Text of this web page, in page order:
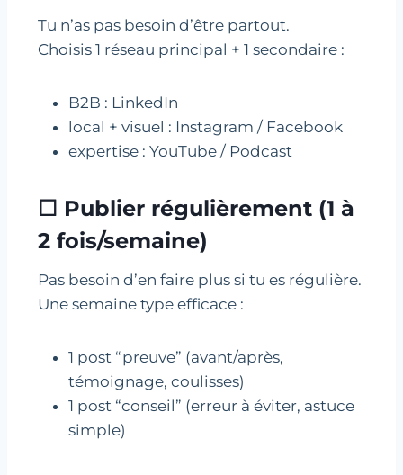
Tu n’as pas besoin d’être partout.
Choisis 1 réseau principal + 1 secondaire :
B2B : LinkedIn
local + visuel : Instagram / Facebook
expertise : YouTube / Podcast
☐ Publier régulièrement (1 à
2 fois/semaine)
Pas besoin d’en faire plus si tu es régulière.
Une semaine type efficace :
1 post “preuve” (avant/après,
témoignage, coulisses)
1 post “conseil” (erreur à éviter, astuce
simple)